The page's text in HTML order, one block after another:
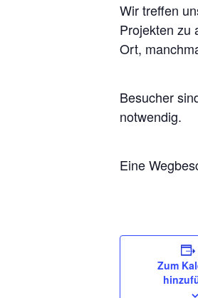
Wir treffen
Projekten zu
Ort,
Besucher
notwendig.
Eine
Zum